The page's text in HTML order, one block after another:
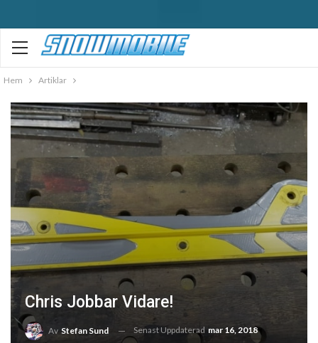
Hem Artiklar
Chris Jobbar Vidare!
Av Stefan Sund Senast Uppdaterad mar 16, 2018